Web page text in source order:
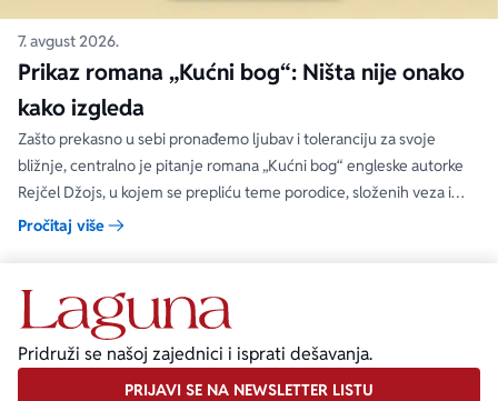
7. avgust 2026.
Prikaz romana „Kućni bog“: Ništa nije onako
kako izgleda
Zašto prekasno u sebi pronađemo ljubav i toleranciju za svoje
bližnje, centralno je pitanje romana „Kućni bog“ engleske autorke
Rejčel Džojs, u kojem se prepliću teme porodice, složenih veza i
umetnosti.
Pročitaj više
Pridruži se našoj zajednici i isprati dešavanja.
PRIJAVI SE NA NEWSLETTER LISTU